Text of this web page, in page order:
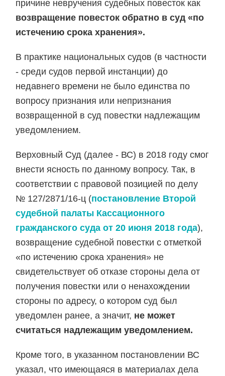
причине невручения судебных повесток как
возвращение повесток обратно в суд «по
истечению срока хранения».
В практике национальных судов (в частности
- среди судов первой инстанции) до
недавнего времени не было единства по
вопросу признания или непризнания
возвращенной в суд повестки надлежащим
уведомлением.
Верховный Суд (далее - ВС) в 2018 году смог
внести ясность по данному вопросу. Так, в
соответствии с правовой позицией по делу
№ 127/2871/16-ц (постановление Второй
судебной палаты Кассационного
гражданского суда от 20 июня 2018 года),
возвращение судебной повестки с отметкой
«по истечению срока хранения» не
свидетельствует об отказе стороны дела от
получения повестки или о ненахождении
стороны по адресу, о котором суд был
уведомлен ранее, а значит, не может
считаться надлежащим уведомлением.
Кроме того, в указанном постановлении ВС
указал, что имеющаяся в материалах дела